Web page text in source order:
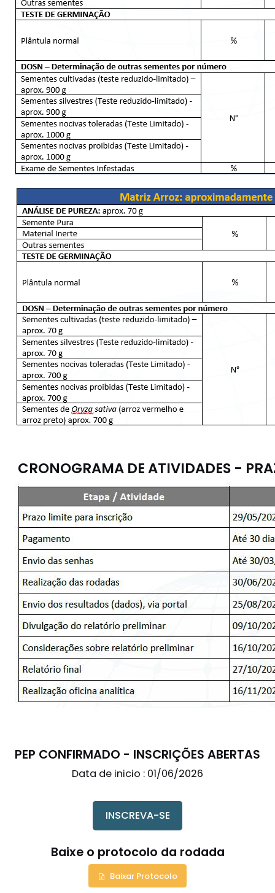
CRONOGRAMA DE ATIVIDADES -
PEP CONFIRMADO - INSCRIÇÕES ABERTAS
Data de inicio : 01/06/2026
INSCREVA-SE
Baixe o protocolo da rodada
Baixar Protocolo